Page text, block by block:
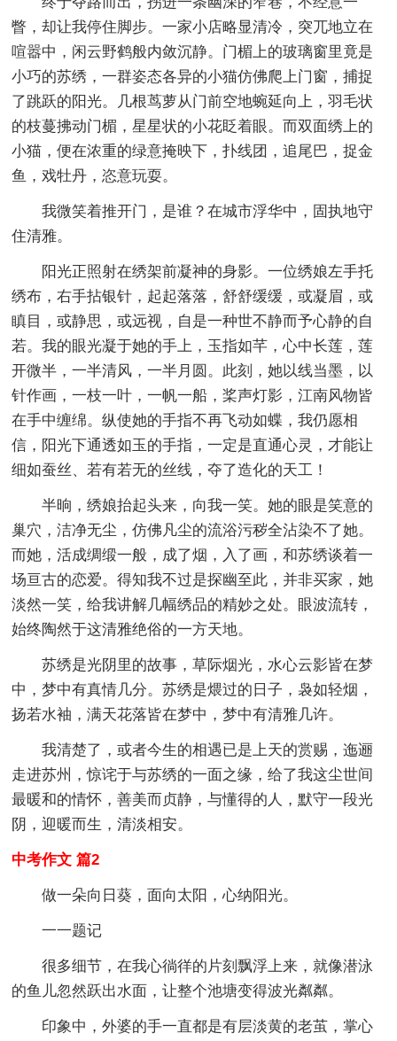
瞥，却让我停住脚步。一家小店略显清冷，突兀地立在
喧嚣中，闲云野鹤般内敛沉静。门楣上的玻璃窗里竟是
小巧的苏绣，一群姿态各异的小猫仿佛爬上门窗，捕捉
了跳跃的阳光。几根茑萝从门前空地蜿延向上，羽毛状
的枝蔓拂动门楣，星星状的小花眨着眼。而双面绣上的
小猫，便在浓重的绿意掩映下，扑线团，追尾巴，捉金
鱼，戏牡丹，恣意玩耍。
我微笑着推开门，是谁？在城市浮华中，固执地守
住清雅。
阳光正照射在绣架前凝神的身影。一位绣娘左手托
绣布，右手拈银针，起起落落，舒舒缓缓，或凝眉，或
瞋目，或静思，或远视，自是一种世不静而予心静的自
若。我的眼光凝于她的手上，玉指如芊，心中长莲，莲
开微半，一半清风，一半月圆。此刻，她以线当墨，以
针作画，一枝一叶，一帆一船，桨声灯影，江南风物皆
在手中缠绵。纵使她的手指不再飞动如蝶，我仍愿相
信，阳光下通透如玉的手指，一定是直通心灵，才能让
细如蚕丝、若有若无的丝线，夺了造化的天工！
半晌，绣娘抬起头来，向我一笑。她的眼是笑意的
巢穴，洁净无尘，仿佛凡尘的流浴污秽全沾染不了她。
而她，活成绸缎一般，成了烟，入了画，和苏绣谈着一
场亘古的恋爱。得知我不过是探幽至此，并非买家，她
淡然一笑，给我讲解几幅绣品的精妙之处。眼波流转，
始终陶然于这清雅绝俗的一方天地。
苏绣是光阴里的故事，草际烟光，水心云影皆在梦
中，梦中有真情几分。苏绣是煨过的日子，袅如轻烟，
扬若水袖，满天花落皆在梦中，梦中有清雅几许。
我清楚了，或者今生的相遇已是上天的赏赐，迤逦
走进苏州，惊诧于与苏绣的一面之缘，给了我这尘世间
最暖和的情怀，善美而贞静，与懂得的人，默守一段光
阴，迎暖而生，清淡相安。
中考作文 篇2
做一朵向日葵，面向太阳，心纳阳光。
一一题记
很多细节，在我心徜徉的片刻飘浮上来，就像潜泳
的鱼儿忽然跃出水面，让整个池塘变得波光粼粼。
印象中，外婆的手一直都是有层淡黄的老茧，掌心